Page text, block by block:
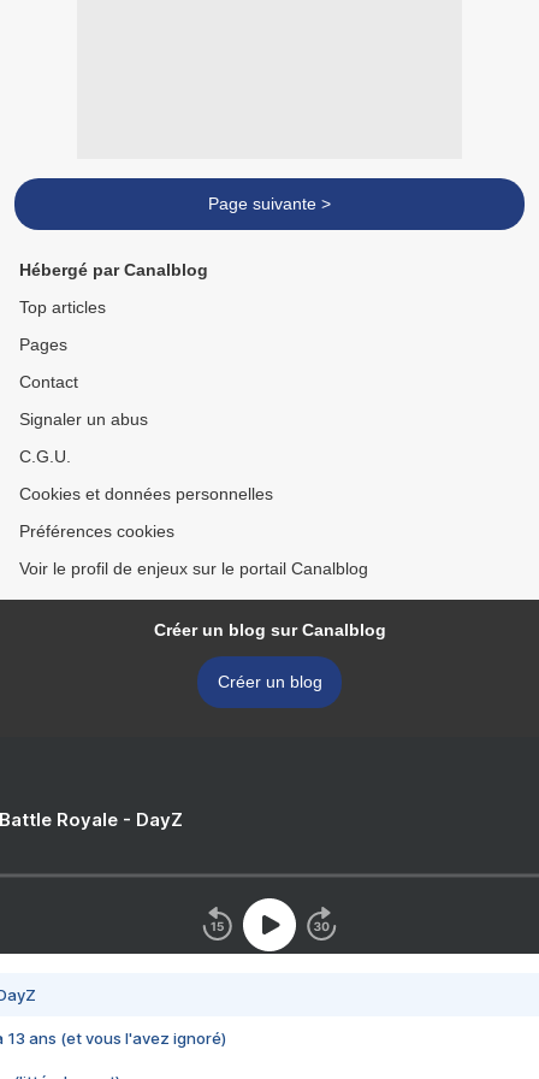
Page suivante >
Hébergé par Canalblog
Top articles
Pages
Contact
Signaler un abus
C.G.U.
Cookies et données personnelles
Préférences cookies
Voir le profil de enjeux sur le portail Canalblog
Créer un blog sur Canalblog
Créer un blog
Royale - DayZ
13 ans (et vous l'avez ignoré)